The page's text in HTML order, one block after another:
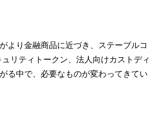
より金融商品に近づき、ステーブルコ
リティトークン、法人向けカストディ
る中で、必要なものが変わってきてい